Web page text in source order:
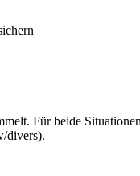
Für beide
divers).